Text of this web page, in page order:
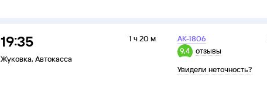
19:35
Жуковка, Автокасса
1 ч 20 м
АК-1806
9,4
отзывы
Увидели неточность?